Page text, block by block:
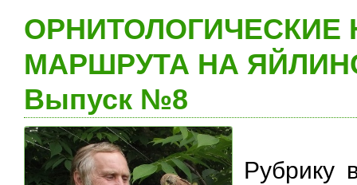
ОРНИТОЛОГИЧЕСКИЕ
МАРШРУТА НА
Выпуск №8
Рубрику